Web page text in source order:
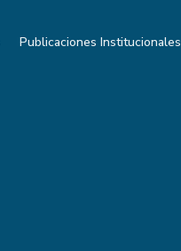
Publicaciones Institucionales